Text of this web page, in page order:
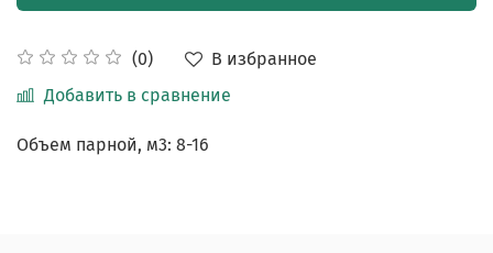
(0)
В избранное
Добавить в сравнение
Объем парной, м3: 8-16